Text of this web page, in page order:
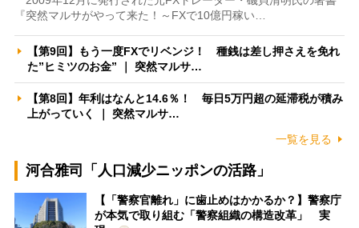
『突然マルサがやって来た！～FXで10億円稼い…
【第9回】もう一度FXでリベンジ！ 種銭は差し押さえを免れ
た”ヒミツのお金” ｜ 突然マルサ…
【第8回】年利はなんと14.6％！ 毎日5万円超の延滞税が積み
上がっていく ｜ 突然マルサ…
一覧を見る
河合雅司「人口減少ニッポンの活路」
【「警察官離れ」に歯止めはかかるか？】警察庁
が本気で取り組む「警察組織の構造改革」 実